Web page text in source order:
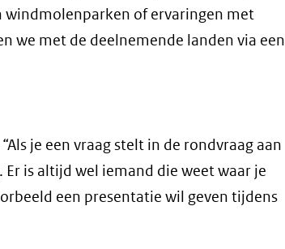
of ervaringen met
we met de deelnemende landen via een
je een vraag stelt in de rondvraag aan
is altijd wel iemand die weet waar je
een presentatie wil geven tijdens